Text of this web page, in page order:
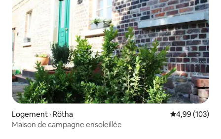
Logement · Rötha Note
4,99 (103)
Maison de campagne ensoleillée